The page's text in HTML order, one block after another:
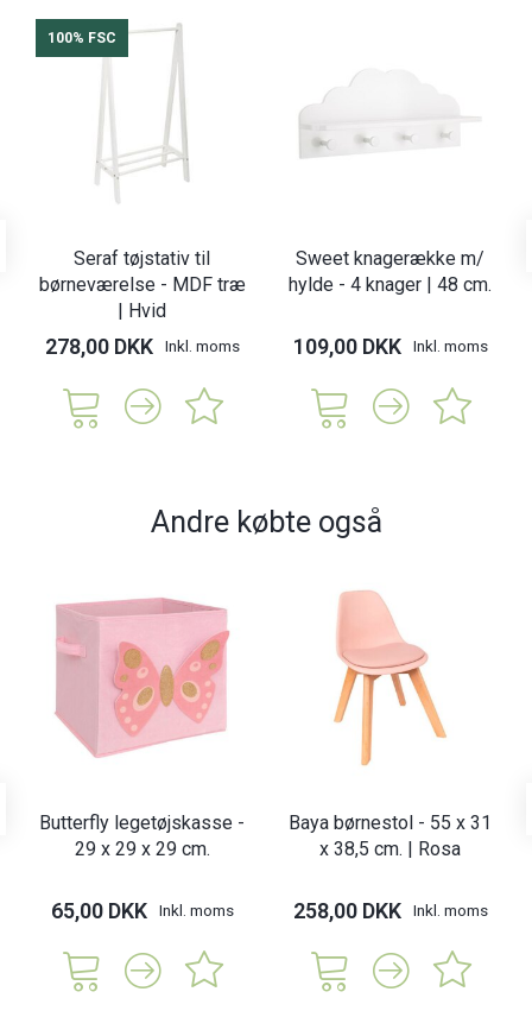
100% FSC
Seraf tøjstativ til
børneværelse - MDF træ
| Hvid
278,00 DKK Inkl. moms
Sweet knagerække m/
hylde - 4 knager | 48 cm.
109,00 DKK Inkl. moms
Andre købte også
Butterfly legetøjskasse -
29 x 29 x 29 cm.
65,00 DKK Inkl. moms
Baya børnestol - 55 x 31
x 38,5 cm. | Rosa
258,00 DKK Inkl. moms